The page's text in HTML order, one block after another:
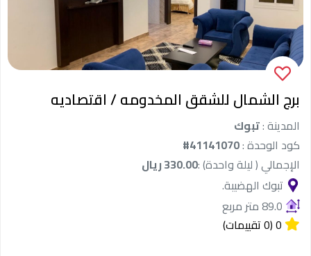
برج الشمال للشقق المخدومه / اقتصاديه
المدينة :تبوك
كود الوحدة :#41141070
الإجمالي ( ليلة واحدة) :330.00 ريال
تبوك الهضيبة.
89.0 متر مربع
0(0 تقييمات)